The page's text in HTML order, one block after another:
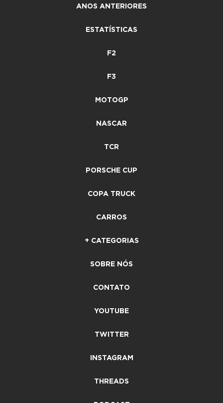
ANOS ANTERIORES
ESTATÍSTICAS
F2
F3
MOTOGP
NASCAR
TCR
PORSCHE CUP
COPA TRUCK
CARROS
+ CATEGORIAS
SOBRE NÓS
CONTATO
YOUTUBE
TWITTER
INSTAGRAM
THREADS